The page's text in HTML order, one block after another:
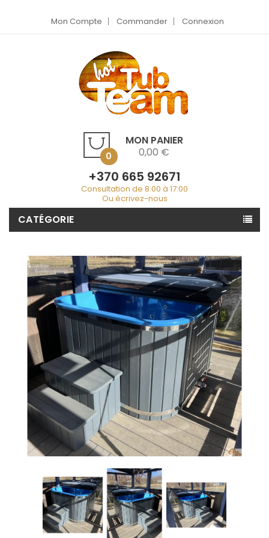
Mon Compte Commander Connexion
MON PANIER
0 0,00 €
+370 665 92671
Consultation de 8:00 à 17:00
Ou écrivez-nous
CATÉGORIE